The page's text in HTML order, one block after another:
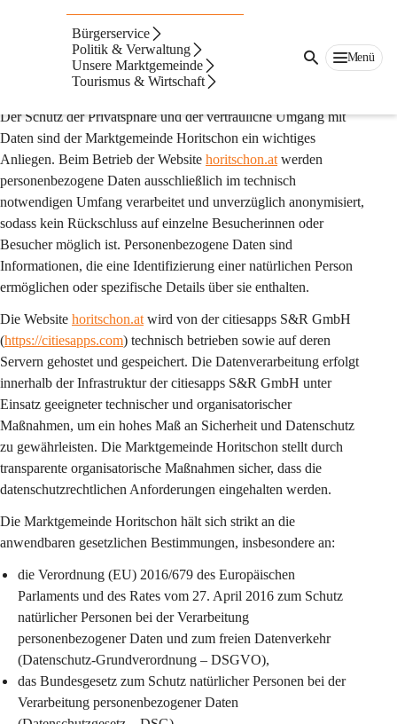
Bürgerservice
Politik & Verwaltung
Unsere Marktgemeinde
Tourismus & Wirtschaft
Menü
Datenschutz
Der Schutz der Privatsphäre und der vertrauliche Umgang mit
Daten sind der Marktgemeinde Horitschon ein wichtiges
Anliegen. Beim Betrieb der Website horitschon.at werden
personenbezogene Daten ausschließlich im technisch
notwendigen Umfang verarbeitet und unverzüglich anonymisiert,
sodass kein Rückschluss auf einzelne Besucherinnen oder
Besucher möglich ist. Personenbezogene Daten sind
Informationen, die eine Identifizierung einer natürlichen Person
ermöglichen oder spezifische Details über sie enthalten.
Die Website horitschon.at wird von der citiesapps S&R GmbH
(https://citiesapps.com) technisch betrieben sowie auf deren
Servern gehostet und gespeichert. Die Datenverarbeitung erfolgt
innerhalb der Infrastruktur der citiesapps S&R GmbH unter
Einsatz geeigneter technischer und organisatorischer
Maßnahmen, um ein hohes Maß an Sicherheit und Datenschutz
zu gewährleisten. Die Marktgemeinde Horitschon stellt durch
transparente organisatorische Maßnahmen sicher, dass die
datenschutzrechtlichen Anforderungen eingehalten werden.
Die Marktgemeinde Horitschon hält sich strikt an die
anwendbaren gesetzlichen Bestimmungen, insbesondere an:
die Verordnung (EU) 2016/679 des Europäischen
Parlaments und des Rates vom 27. April 2016 zum Schutz
natürlicher Personen bei der Verarbeitung
personenbezogener Daten und zum freien Datenverkehr
(Datenschutz-Grundverordnung – DSGVO),
das Bundesgesetz zum Schutz natürlicher Personen bei der
Verarbeitung personenbezogener Daten